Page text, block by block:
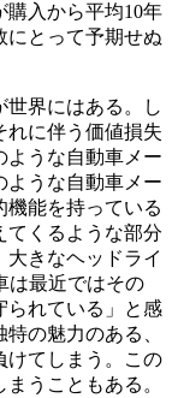
購入から平均10年
にとって予期せぬ
世界にはある。し
れに伴う価値損失
ような自動車メー
ような自動車メー
機能を持っている
てくるような部分
きなヘッドライ
は最近ではその
られている」と感
の魅力のある、
けてしまう。この
うこともある。